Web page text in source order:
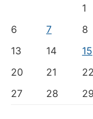
1
6
7 8
13
14 15
20
21 22
27
28 29